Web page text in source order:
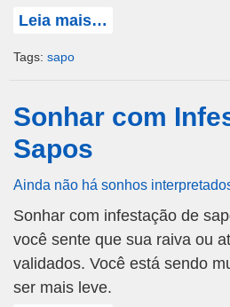
Leia mais…
Tags: sapo
Sonhar com
Sapos
Ainda não há sonhos
Sonhar com infestação de
você sente que sua raiva ou
validados. Você está sendo
ser mais leve.